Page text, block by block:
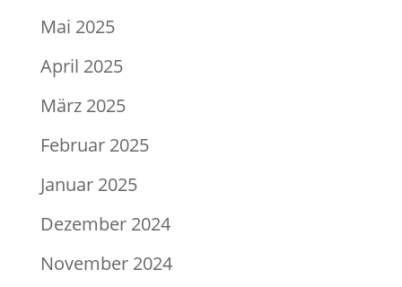
Mai 2025
April 2025
März 2025
Februar 2025
Januar 2025
Dezember 2024
November 2024